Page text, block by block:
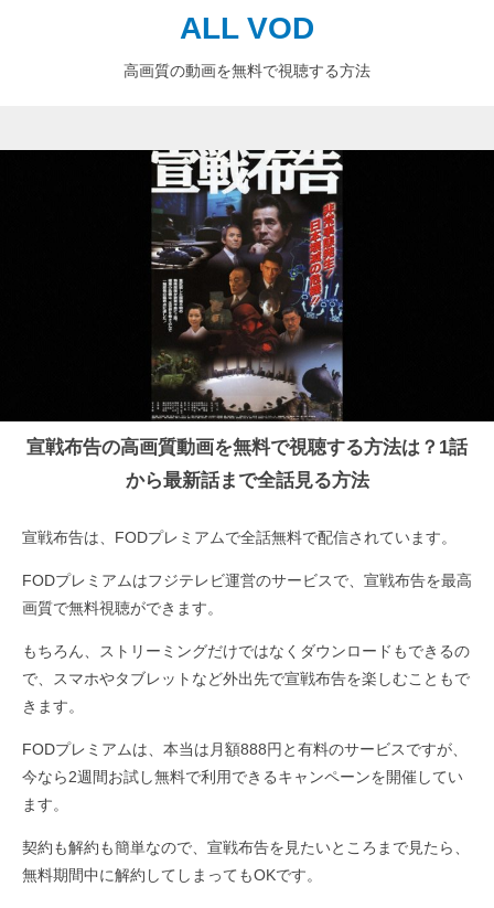
ALL VOD
高画質の動画を無料で視聴する方法
宣戦布告の高画質動画を無料で視聴する方法は？1話
から最新話まで全話見る方法
宣戦布告は、FODプレミアムで全話無料で配信されています。
FODプレミアムはフジテレビ運営のサービスで、宣戦布告を最高
画質で無料視聴ができます。
もちろん、ストリーミングだけではなくダウンロードもできるの
で、スマホやタブレットなど外出先で宣戦布告を楽しむこともで
きます。
FODプレミアムは、本当は月額888円と有料のサービスですが、
今なら2週間お試し無料で利用できるキャンペーンを開催してい
ます。
契約も解約も簡単なので、宣戦布告を見たいところまで見たら、
無料期間中に解約してしまってもOKです。